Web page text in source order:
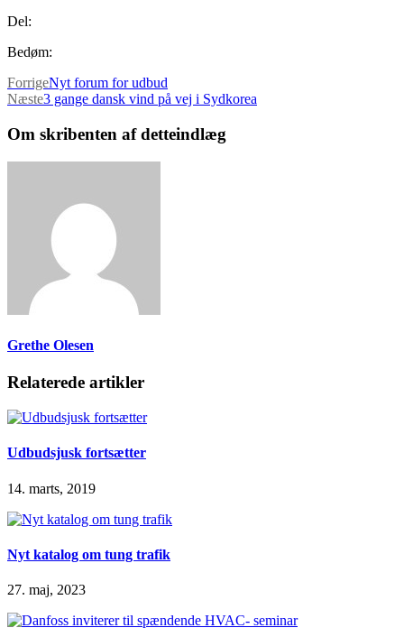
Del:
Bedøm:
ForrigeNyt forum for udbud
Næste3 gange dansk vind på vej i Sydkorea
Om skribenten af detteindlæg
Grethe Olesen
Relaterede artikler
Udbudsjusk fortsætter
14. marts, 2019
Nyt katalog om tung trafik
27. maj, 2023